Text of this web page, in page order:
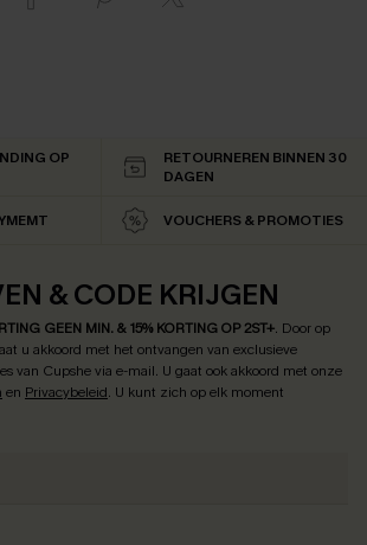
OP
RETOURNEREN BINNEN 30
DAGEN
VOUCHERS & PROMOTIES
& CODE KRIJGEN
GEEN MIN. & 15% KORTING OP 2ST+. Door op
u akkoord met het ontvangen van exclusieve
van Cupshe via e-mail. U gaat ook akkoord met onze
en Privacybeleid. U kunt zich op elk moment